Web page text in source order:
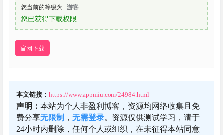
您当前的等级为 游客
您已获得下载权限
官网下载
本文链接： https://www.appmiu.com/24984.html
声明： 本站为个人非盈利博客，资源均网络收集且免
费分享无限制 ， 无需登录。资源仅供测试学习，请于
24小时内删除，任何个人或组织，在未征得本站同意